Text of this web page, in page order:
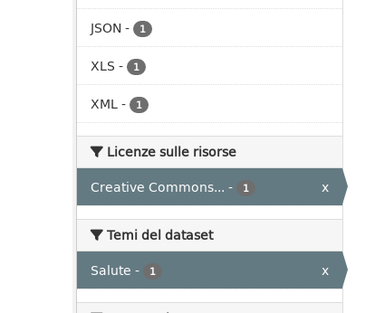
JSON - 1
XLS - 1
XML- 1
Licenze sulle risorse
Creative Commons... - 1 x
Temi del dataset
Salute - 1 x